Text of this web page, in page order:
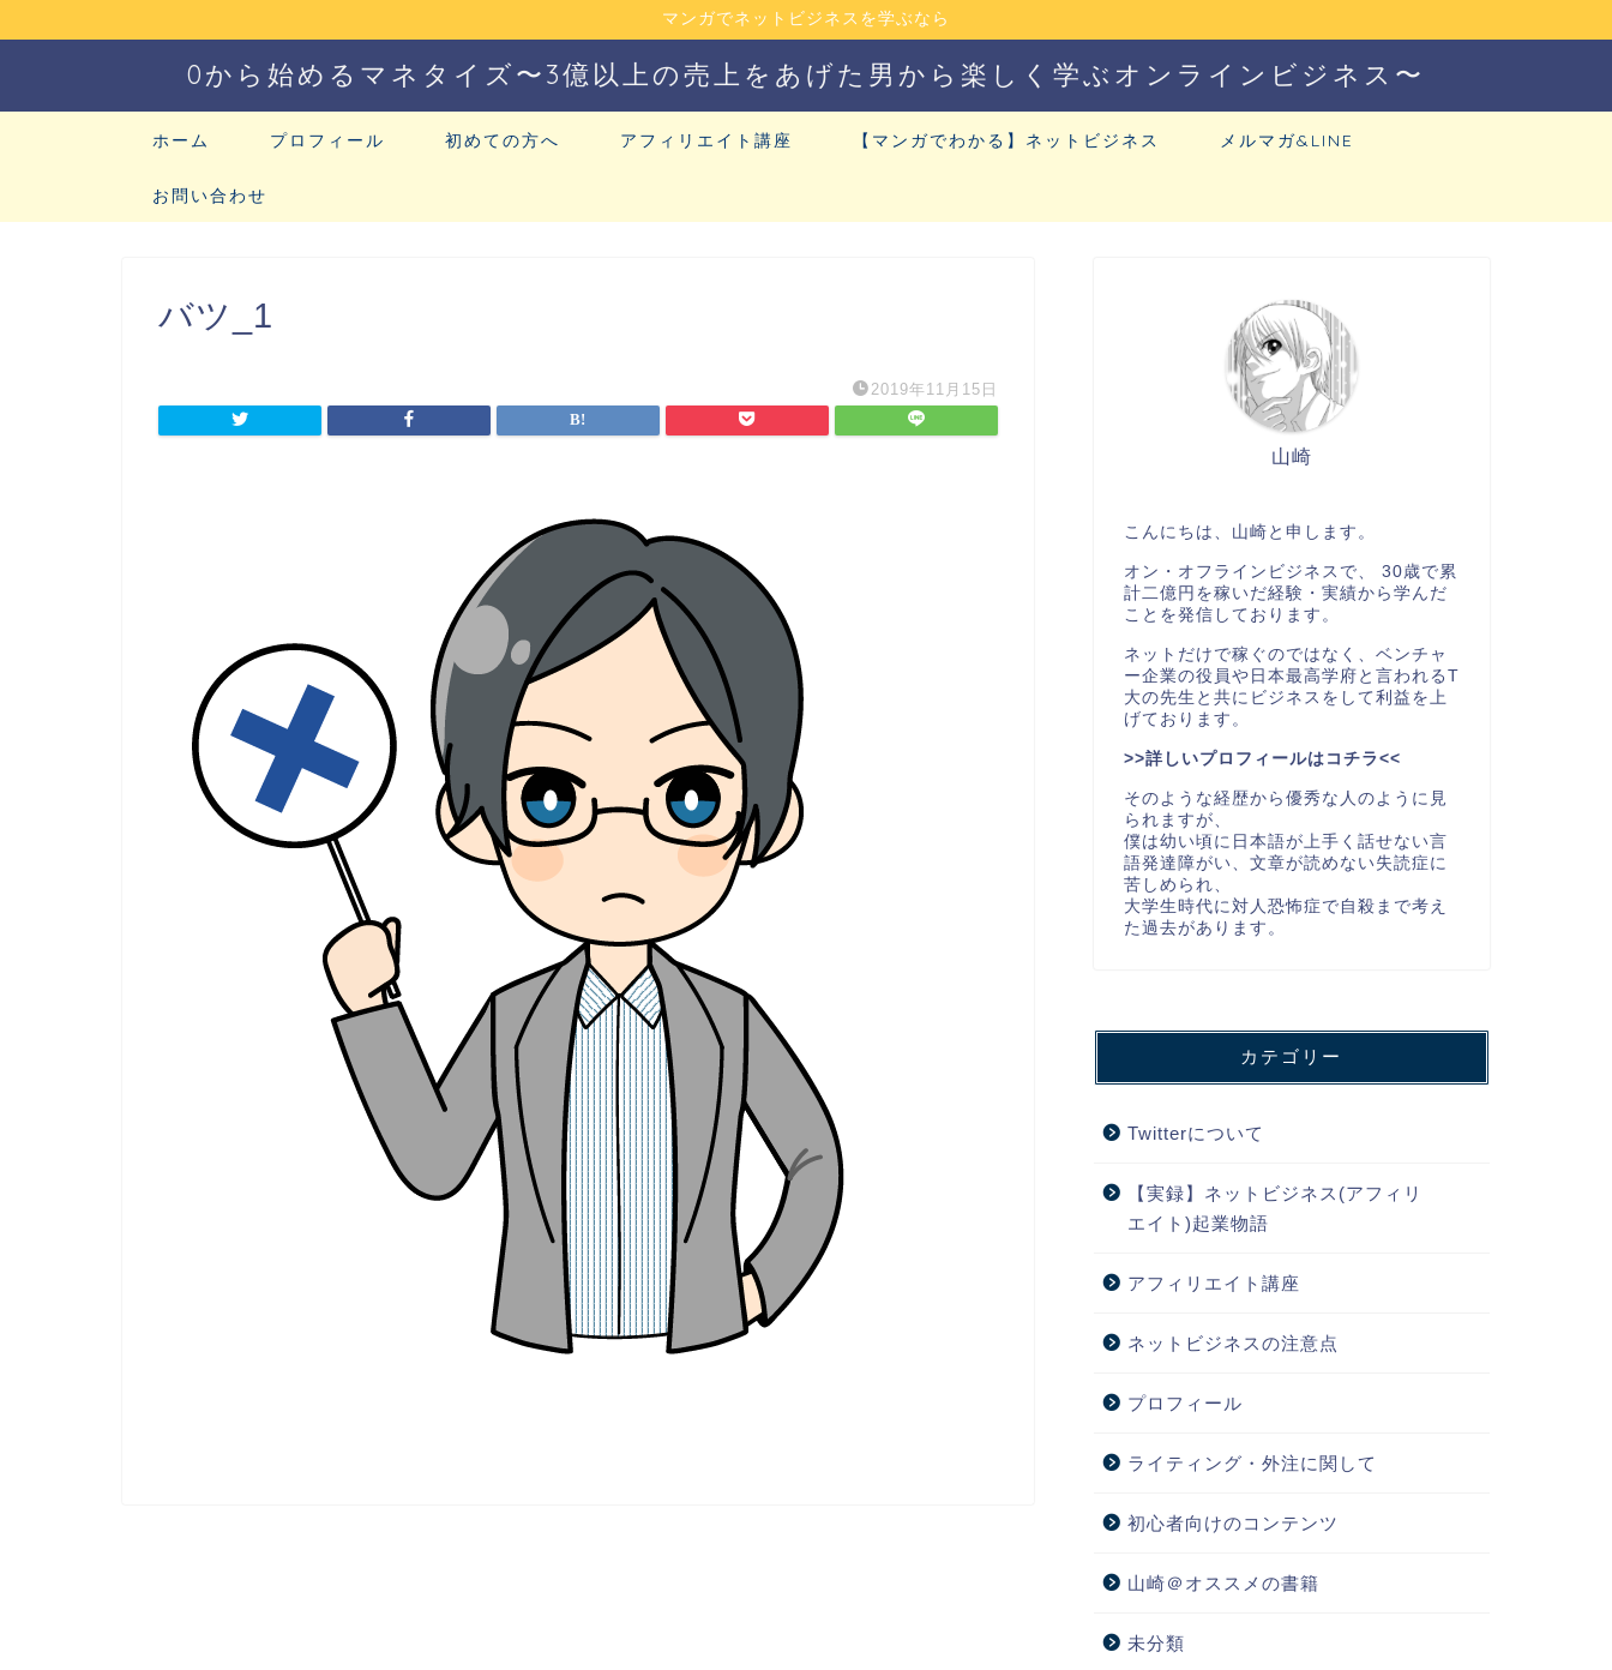
マンガでネットビジネスを学ぶなら
0から始めるマネタイズ〜3億以上の売上をあげた男から楽しく学ぶオンラインビジネス〜
ホーム プロフィール 初めての方へ アフィリエイト講座 【マンガでわかる】ネットビジネス メルマガ&LINE
お問い合わせ
バツ_1
2019年11月15日
山崎
こんにちは、山崎と申します。
オン・オフラインビジネスで、 30歳で累
計二億円を稼いだ経験・実績から学んだ
ことを発信しております。
ネットだけで稼ぐのではなく、ベンチャ
ー企業の役員や日本最高学府と言われるT
大の先生と共にビジネスをして利益を上
げております。
>>詳しいプロフィールはコチラ<<
そのような経歴から優秀な人のように見
られますが、
僕は幼い頃に日本語が上手く話せない言
語発達障がい、文章が読めない失読症に
苦しめられ、
大学生時代に対人恐怖症で自殺まで考え
た過去があります。
カテゴリー
Twitterについて
【実録】ネットビジネス(アフィリ
エイト)起業物語
アフィリエイト講座
ネットビジネスの注意点
プロフィール
ライティング・外注に関して
初心者向けのコンテンツ
山崎＠オススメの書籍
未分類